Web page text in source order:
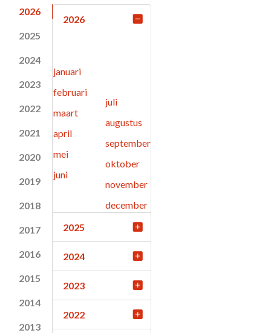
2026
2025
2024
2023
2022
2021
2020
2019
2018
2017
2016
2015
2014
2013
2026
januari
februari
maart
april
mei
juni
juli
augustus
september
oktober
november
december
2025
2024
2023
2022